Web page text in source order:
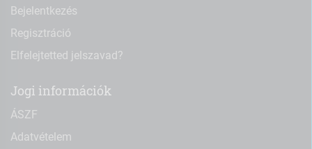
Bejelentkezés
Regisztráció
Elfelejtetted jelszavad?
Jogi információk
ÁSZF
Adatvételem